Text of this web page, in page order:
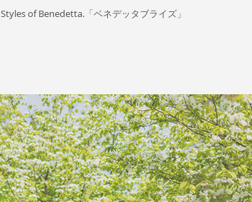
Styles of Benedetta.「ベネデッタブライズ」